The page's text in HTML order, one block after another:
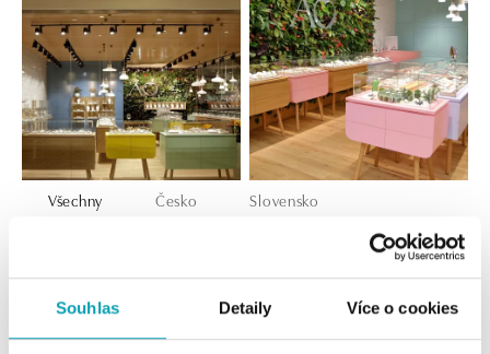
Souhlas Detaily Více o cookies
Všechny Česko Slovensko
Plzeňská 8, 150 00 Praha 5 - Anděl
tel.: +420736509250